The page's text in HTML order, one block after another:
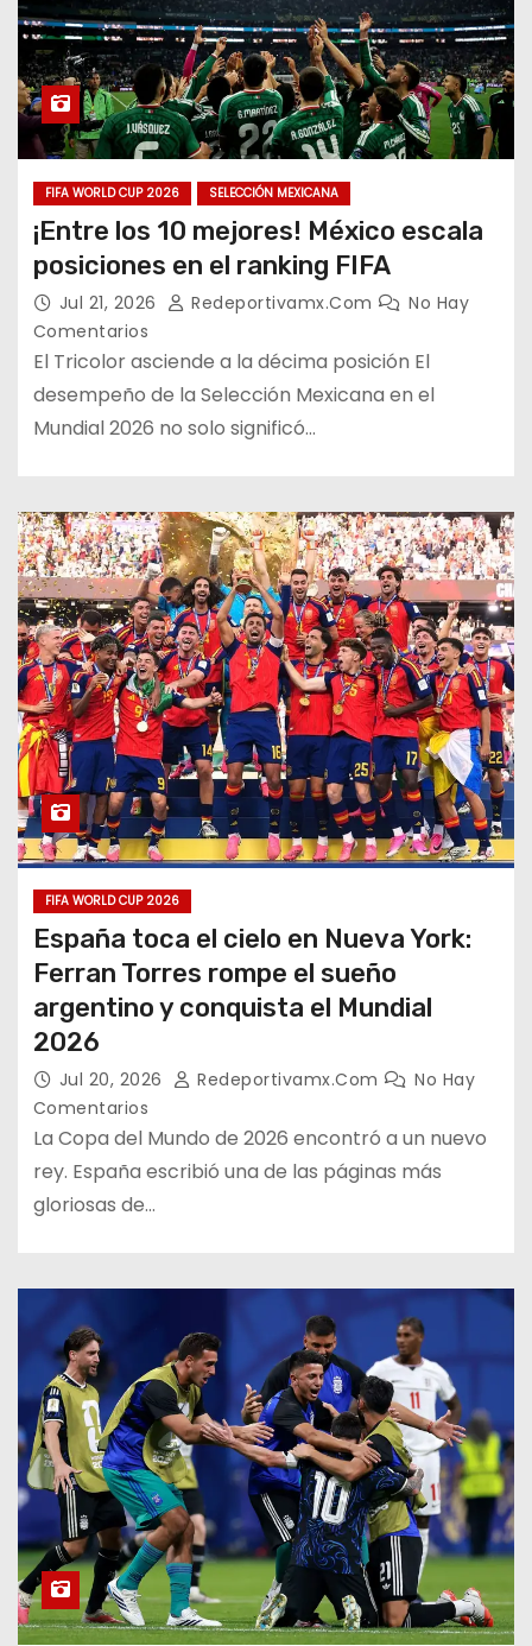
FIFA WORLD CUP 2026 SELECCIÓN MEXICANA
¡Entre los 10 mejores! México escala
posiciones en el ranking FIFA
Jul 21, 2026 Redeportivamx.com
No Hay
Comentarios
El Tricolor asciende a la décima posición El
desempeño de la Selección Mexicana en el
Mundial 2026 no solo significó…
FIFA WORLD CUP 2026
España toca el cielo en Nueva York:
Ferran Torres rompe el sueño
argentino y conquista el Mundial
2026
Jul 20, 2026 Redeportivamx.com
No Hay
Comentarios
La Copa del Mundo de 2026 encontró a un nuevo
rey. España escribió una de las páginas más
gloriosas de…